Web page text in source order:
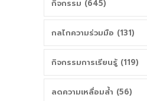
กิจกรรม (645)
กลไกความร่วมมือ (131)
กิจกรรมการเรียนรู้ (119)
ลดความเหลื่อมล้ำ (56)